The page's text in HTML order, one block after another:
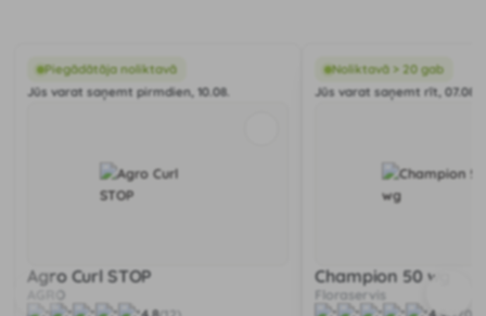
Piegādātāja noliktavā
Jūs varat saņemt pirmdien, 10.08.
Agro Curl STOP
AGRO
Noliktavā > 20 gab
Jūs varat saņemt rīt, 07.08.
Champion 50 wg
Floraservis